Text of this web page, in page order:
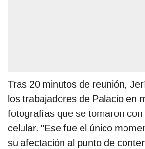
Tras 20 minutos de reunión,
los trabajadores de Palacio en
fotografías que se tomaron con
celular. "Ese fue el único
su afectación al punto de